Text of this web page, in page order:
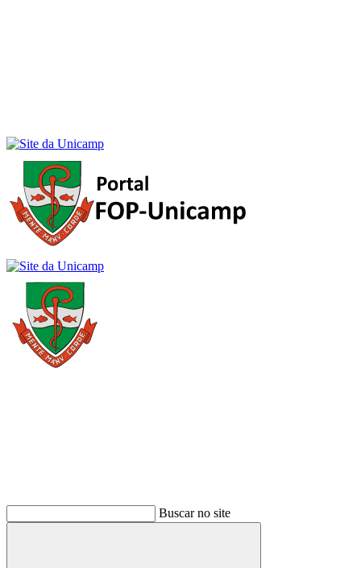
Buscar no site